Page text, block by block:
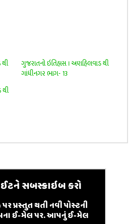
ગુજરાતનો ઇતિહાસ । અણહિલવાડ થી
ગાંધીનગર ભાગ- 13
સબસ્ક્રાઇબ કરો
પ્રસ્તુત થતી નવી પોસ્ટની
ઈ-મેલ પર. આપનું ઈ-મેલ